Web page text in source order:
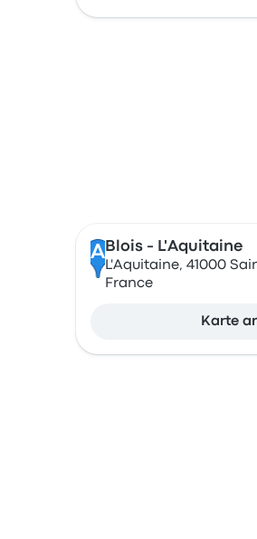
A Blois - L'Aquitaine
L'Aquitaine, 41000
France
Karte